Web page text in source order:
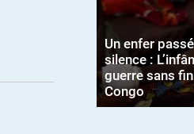
Un enfer
silence :
guerre sans
Congo